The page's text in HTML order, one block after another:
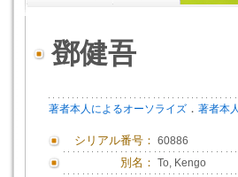
鄧健吾
著者本人によるオーソライズ ． 著者本
シリアル番号： 60886
別名： To, Kengo